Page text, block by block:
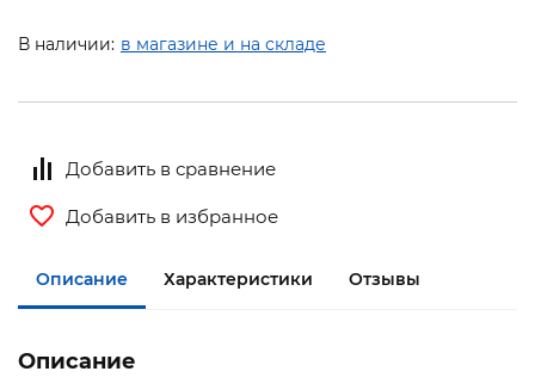
В наличии: в магазине и на складе
Добавить в сравнение
Добавить в избранное
Описание Характеристики Отзывы
Описание